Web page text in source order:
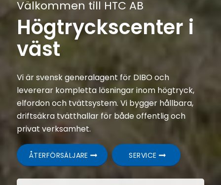
Välkommen till HTC AB
Högtryckscenter i
väst
Vi är svensk generalagent för DIBO och
levererar kompletta lösningar inom högtryck,
elfordon och tvättsystem. Vi bygger hållbara,
driftsäkra tvätthallar för både offentlig och
privat verksamhet.
ÅTERFÖRSÄLJARE SERVICE